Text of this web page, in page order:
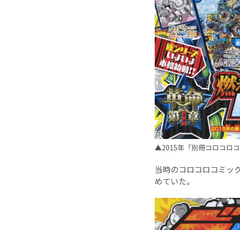
▲2015年「別冊コロコロ
当時のコロコロコミッ
めていた。